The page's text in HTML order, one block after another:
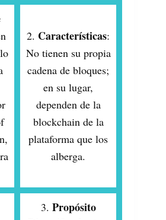
2. Características:
No tienen su propia
cadena de bloques;
en su lugar,
dependen de la
blockchain de la
plataforma que los
alberga.
3. Propósito